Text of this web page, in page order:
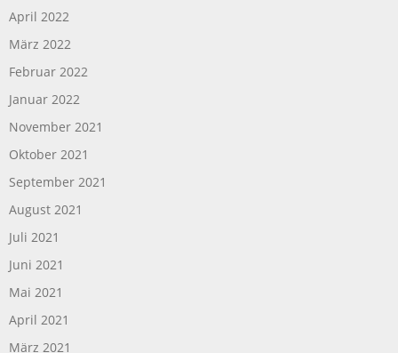
April 2022
März 2022
Februar 2022
Januar 2022
November 2021
Oktober 2021
September 2021
August 2021
Juli 2021
Juni 2021
Mai 2021
April 2021
März 2021